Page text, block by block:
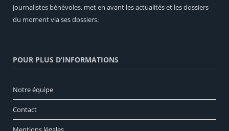
journalistes bénévoles, met en avant les actualités et les dossiers
du moment via ses dossiers.
POUR PLUS D’INFORMATIONS
Notre équipe
Contact